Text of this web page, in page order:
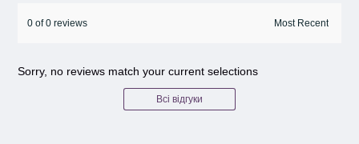
0 of 0 reviews
Sorry, no reviews match your current selections
Всі відгуки